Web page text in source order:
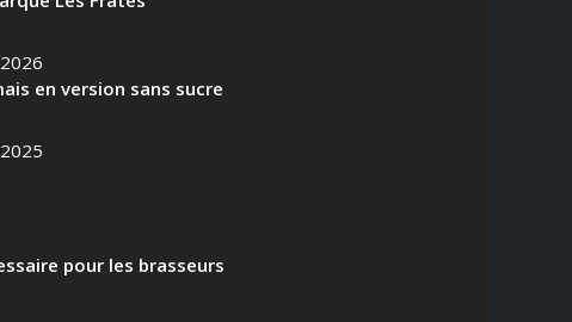
en version sans sucre
pour les brasseurs